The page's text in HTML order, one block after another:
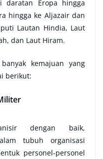
daratan Eropa hingga
hingga ke Aljazair dan
Lautan Hindia, Laut
dan Laut Hiram.
kemajuan yang
berikut:
dengan baik,
tubuh organisasi
personel-personel